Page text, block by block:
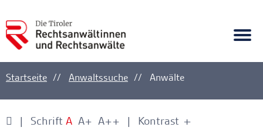
Ankerlink
Startseite Anwaltssuche Anwälte
Schrift A A+ A++ Kontrast +
-